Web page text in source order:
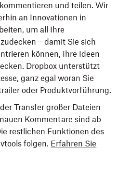
und teilen. Wir
an Innovationen in
um all Ihre
– damit Sie sich
können, Ihre Ideen
Dropbox unterstützt
ganz egal woran Sie
oder Produktvorführung.
Transfer großer Dateien
Kommentare sind ab
restlichen Funktionen des
folgen. Erfahren Sie